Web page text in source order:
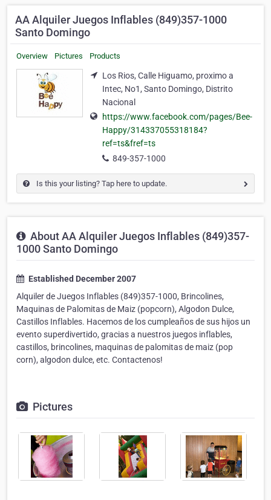
AA Alquiler Juegos Inflables (849)357-1000
Santo Domingo
Overview Pictures Products
Los Rios, Calle Higuamo, proximo a
Intec, No1, Santo Domingo, Distrito
Nacional
https://www.facebook.com/pages/Bee-
Happy/314337055318184?
ref=ts&fref=ts
849-357-1000
Is this your listing? Tap here to update.
About AA Alquiler Juegos Inflables (849)357-
1000 Santo Domingo
Established December 2007
Alquiler de Juegos Inflables (849)357-1000, Brincolines,
Maquinas de Palomitas de Maiz (popcorn), Algodon Dulce,
Castillos Inflables. Hacemos de los cumpleaños de sus hijos un
evento superdivertido, gracias a nuestros juegos inflables,
castillos, brincolines, maquinas de palomitas de maiz (pop
corn), algodon dulce, etc. Contactenos!
Pictures